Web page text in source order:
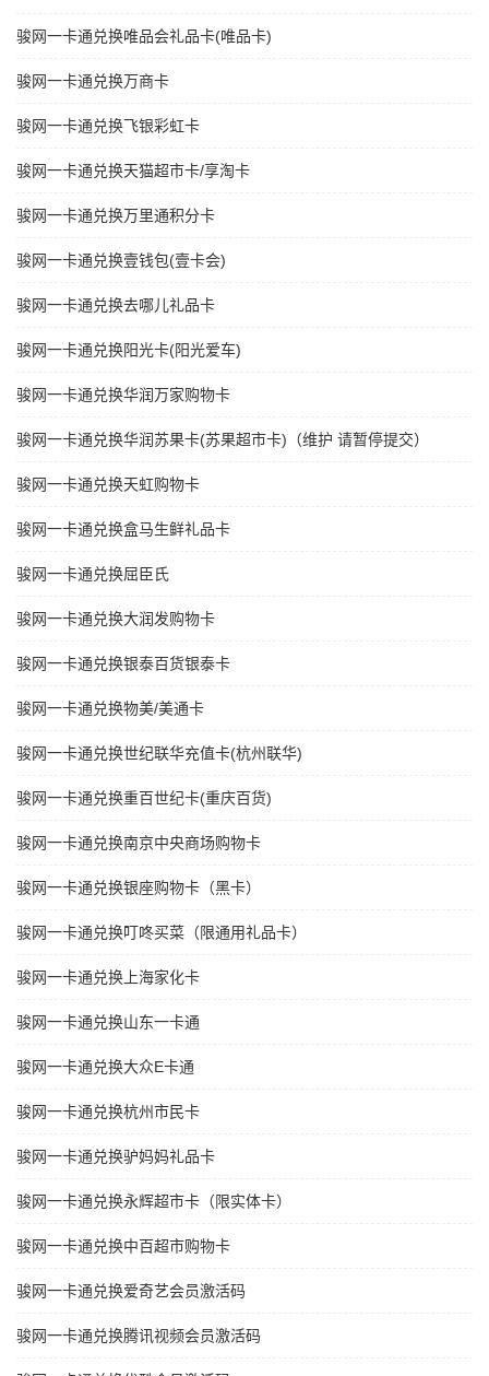
骏网一卡通兑换唯品会礼品卡(唯品卡)
骏网一卡通兑换万商卡
骏网一卡通兑换飞银彩虹卡
骏网一卡通兑换天猫超市卡/享淘卡
骏网一卡通兑换万里通积分卡
骏网一卡通兑换壹钱包(壹卡会)
骏网一卡通兑换去哪儿礼品卡
骏网一卡通兑换阳光卡(阳光爱车)
骏网一卡通兑换华润万家购物卡
骏网一卡通兑换华润苏果卡(苏果超市卡)（维护 请暂停提交）
骏网一卡通兑换天虹购物卡
骏网一卡通兑换盒马生鲜礼品卡
骏网一卡通兑换屈臣氏
骏网一卡通兑换大润发购物卡
骏网一卡通兑换银泰百货银泰卡
骏网一卡通兑换物美/美通卡
骏网一卡通兑换世纪联华充值卡(杭州联华)
骏网一卡通兑换重百世纪卡(重庆百货)
骏网一卡通兑换南京中央商场购物卡
骏网一卡通兑换银座购物卡（黑卡）
骏网一卡通兑换叮咚买菜（限通用礼品卡）
骏网一卡通兑换上海家化卡
骏网一卡通兑换山东一卡通
骏网一卡通兑换大众E卡通
骏网一卡通兑换杭州市民卡
骏网一卡通兑换驴妈妈礼品卡
骏网一卡通兑换永辉超市卡（限实体卡）
骏网一卡通兑换中百超市购物卡
骏网一卡通兑换爱奇艺会员激活码
骏网一卡通兑换腾讯视频会员激活码